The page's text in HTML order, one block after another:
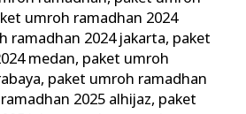
umroh ramadhan 2024
ramadhan 2024 jakarta, paket
medan, paket umroh
, paket umroh ramadhan
2025 alhijaz, paket